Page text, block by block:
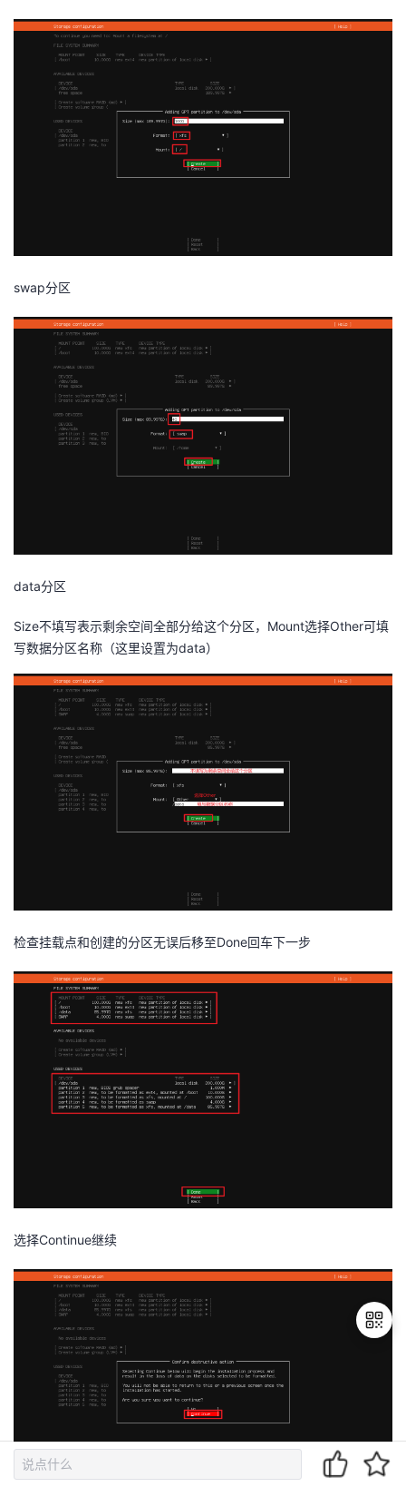
swap分区
data分区
Size不填写表示剩余空间全部分给这个分区，Mount选择Other可填
写数据分区名称（这里设置为data）
检查挂载点和创建的分区无误后移至Done回车下一步
选择Continue继续